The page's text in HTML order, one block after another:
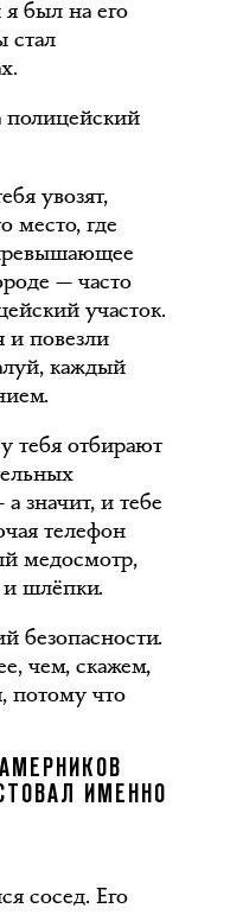
был на его
стал
полицейский
увозят,
место, где
— часто
участок.
и повезли
каждый
тебя отбирают
значит, и тебе
телефон
медосмотр,
шлёпки.
безопасности.
чем, скажем,
потому что
ИМЕННО
сосед. Его